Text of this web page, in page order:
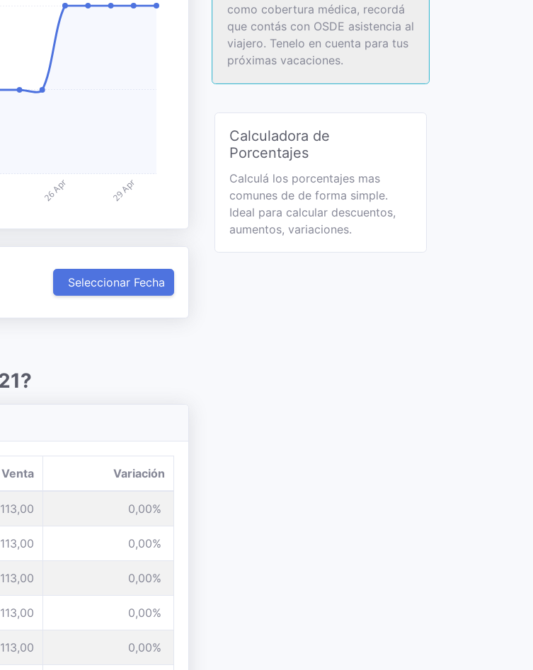
Seleccionar Fecha
Venta Variación
113,00 0,00%
113,00 0,00%
113,00 0,00%
113,00 0,00%
113,00 0,00%
como cobertura médica, recordá
que contás con OSDE asistencia al
viajero. Tenelo en cuenta para tus
próximas vacaciones.
Calculadora de
Porcentajes
Calculá los porcentajes mas
comunes de de forma simple.
Ideal para calcular descuentos,
aumentos, variaciones.